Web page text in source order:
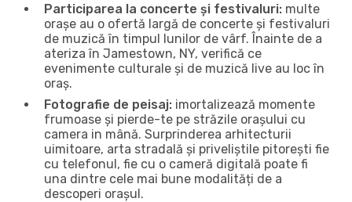
Participarea la concerte și festivaluri: multe
orașe au o ofertă largă de concerte și festivaluri
de muzică în timpul lunilor de vârf. Înainte de a
ateriza în Jamestown, NY, verifică ce
evenimente culturale și de muzică live au loc în
oraș.
Fotografie de peisaj: imortalizează momente
frumoase și pierde-te pe străzile orașului cu
camera in mână. Surprinderea arhitecturii
uimitoare, arta stradală și priveliștile pitorești fie
cu telefonul, fie cu o cameră digitală poate fi
una dintre cele mai bune modalități de a
descoperi orașul.